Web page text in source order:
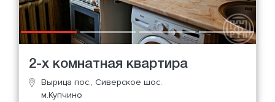
2-х комнатная квартира
Вырица пос., Сиверское шос.
м.Купчино